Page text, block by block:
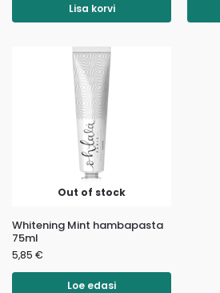
Lisa korvi
Out of stock
Whitening Mint hambapasta
75ml
5,85 €
Loe edasi